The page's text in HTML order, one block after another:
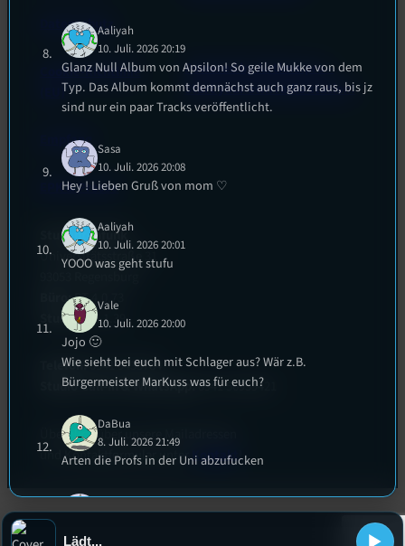
Datenschutz
Cookie-Richtlinie
(EU)
Empfang
EPK & Presse
Powered by Airtime.pro –
Start your own radio station!
Studentenfunk
Universitätsstraße 31
93053 Regensburg
Büro:PT 4.0.73
Studio:SH 1.39
Telefon:0941 9435784
Studio Call-In & WhatsApp:0941 56959421
Überblick über unsere Mailadressen
und Kontaktformular unterKontakt!
Aaliyah
10. Juli. 2026 20:19
Glanz Null Album von Apsilon! So geile Mukke von dem
Typ. Das Album kommt demnächst auch ganz raus, bis jz
sind nur ein paar Tracks veröffentlicht.
Sasa
10. Juli. 2026 20:08
Hey ! Lieben Gruß von mom ♡
Aaliyah
10. Juli. 2026 20:01
YOOO was geht stufu
Vale
10. Juli. 2026 20:00
Jojo 🙂
Wie sieht bei euch mit Schlager aus? Wär z.B.
Bürgermeister MarKuss was für euch?
DaBua
8. Juli. 2026 21:49
Arten die Profs in der Uni abzufucken
klinke
trinkspiele ranking (bierpong, flunky, etc.)
Lädt...